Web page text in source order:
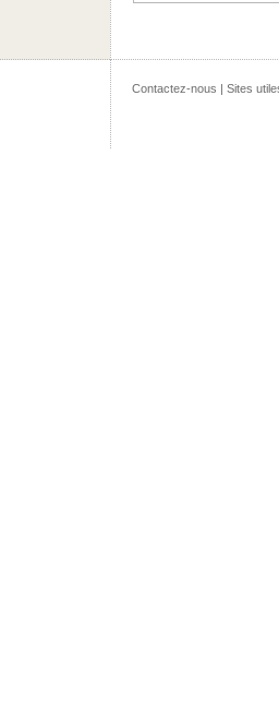
Contactez-nous | Sites